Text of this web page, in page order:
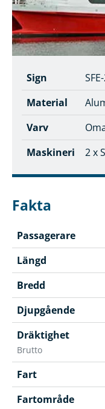
Sign
Material
Varv
Maskineri
2 x
Fakta
Passagerare
Längd
Bredd
Djupgående
Dräktighet
Brutto
Fart
Fartområde